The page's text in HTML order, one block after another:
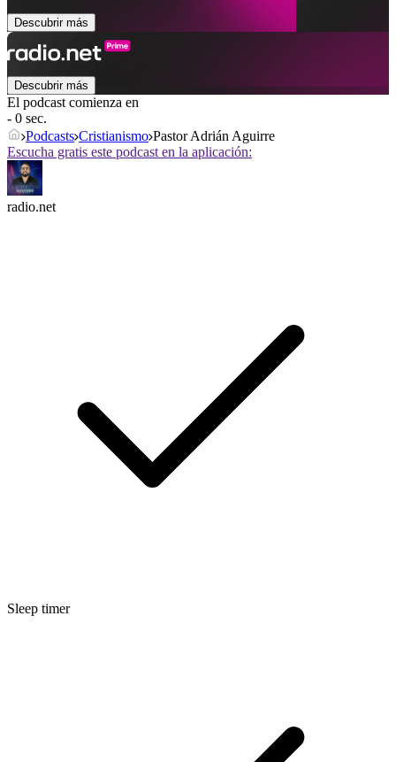
Descubrir más
Descubrir más
El podcast comienza en
- 0 sec.
Podcasts Cristianismo Pastor Adrián Aguirre
Escucha gratis este podcast en la aplicación:
radio.net
Sleep timer